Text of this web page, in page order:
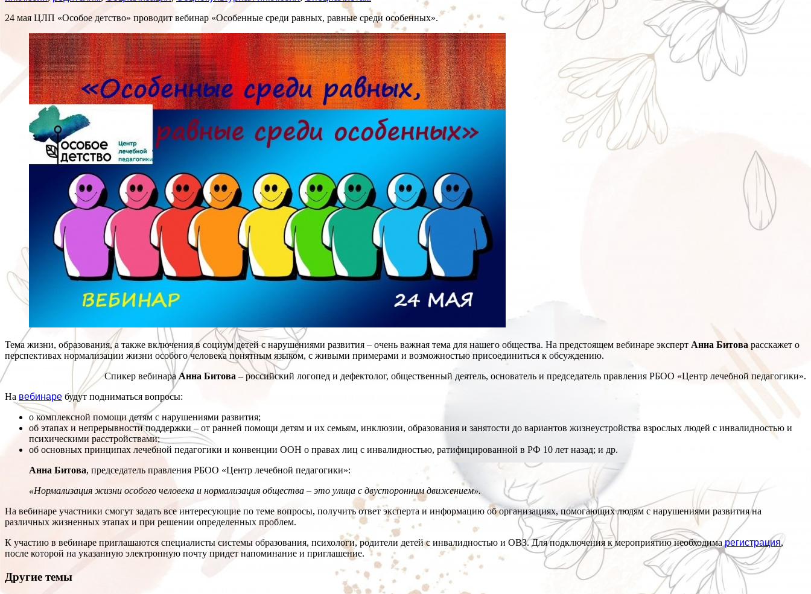
24 мая ЦЛП «Особое детство» проводит вебинар «Особенные среди равных, равные среди особенных».
Тема жизни, образования, а также включения в социум детей с нарушениями развития – очень важная тема для нашего общества. На предстоящем вебинаре эксперт Анна Битоварасскажет о
перспективах нормализации жизни особого человека понятным языком, с живыми примерами и возможностью присоединиться к обсуждению.
Спикер вебинара Анна Битова – российский логопед и дефектолог, общественный деятель, основатель и председатель правления РБОО «Центр лечебной педагогики».
На вебинаре будут подниматься вопросы:
о комплексной помощи детям с нарушениями развития;
об этапах и непрерывности поддержки – от ранней помощи детям и их семьям, инклюзии, образования и занятости до вариантов жизнеустройства взрослых людей с инвалидностью и
психическими расстройствами;
об основных принципах лечебной педагогики и конвенции ООН о правах лиц с инвалидностью, ратифицированной в РФ 10 лет назад; и др.
Анна Битова, председатель правления РБОО «Центр лечебной педагогики»:
«Нормализация жизни особого человека и нормализация общества – это улица с двусторонним движением».
На вебинаре участники смогут задать все интересующие по теме вопросы, получить ответ эксперта и информацию об организациях, помогающих людям с нарушениями развития на
различных жизненных этапах и при решении определенных проблем.
К участию в вебинаре приглашаются специалисты системы образования, психологи, родители детей с инвалидностью и ОВЗ. Для подключения к мероприятию необходимарегистрация,
после которой на указанную электронную почту придет напоминание и приглашение.
Другие темы